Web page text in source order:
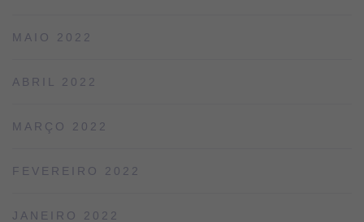
MAIO 2022
ABRIL 2022
MARÇO 2022
FEVEREIRO 2022
JANEIRO 2022